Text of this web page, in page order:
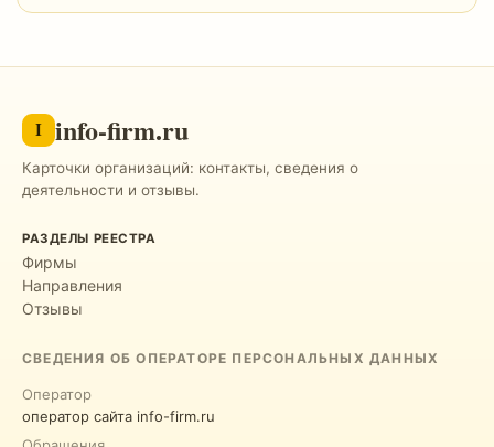
I info-firm.ru
Карточки организаций: контакты, сведения о
деятельности и отзывы.
РАЗДЕЛЫ РЕЕСТРА
Фирмы
Направления
Отзывы
СВЕДЕНИЯ ОБ ОПЕРАТОРЕ ПЕРСОНАЛЬНЫХ ДАННЫХ
Оператор
оператор сайта info-firm.ru